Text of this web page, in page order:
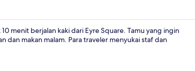
menit berjalan kaki dari Eyre Square. Tamu yang ingin
dan makan malam. Para traveler menyukai staf dan